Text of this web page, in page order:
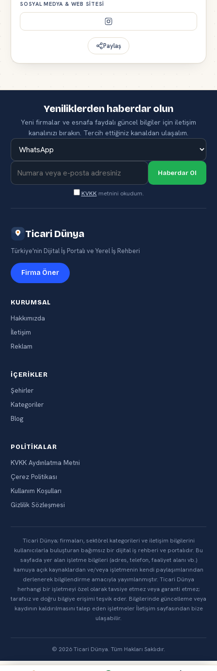
SOSYAL MEDYA & WEB SITESI
Paylaş
Yeniliklerden haberdar olun
Yeni firmalar ve esnafa faydalı güncel bilgiler için iletişim
kanalınızı bırakın. Tercih ettiğiniz kanaldan ulaşalım.
Haberdar Ol
KVKK metnini okudum.
Ticari Dünya
Türkiye'nin Dijital İş Portalı ve Yerel İş Rehberi
Firma Öner
KURUMSAL
Hakkımızda
İletişim
Reklam
İÇERIKLER
Şehirler
Kategoriler
Blog
POLITIKALAR
KVKK Aydınlatma Metni
Çerez Politikası
Kullanım Koşulları
Gizlilik Sözleşmesi
Ticari Dünya; firmaları, sektörel kategorileri ve iletişim bilgilerini
kullanıcılarla buluşturan bağımsız bir dijital iş rehberi ve portalıdır. Bu
sayfada yer alan işletme bilgileri (adres, telefon, faaliyet alanı vb.)
kamuya açık kaynaklardan ve/veya işletmenin kendi paylaşımlarından
derlenerek bilgilendirme amacıyla yayımlanmıştır. Ticari Dünya
herhangi bir işletmeyi özel olarak tavsiye etmez veya garanti etmez;
tarafsız ve doğru bilgiye erişimi teşvik eder. Bilgilerinde güncelleme veya
kaydının kaldırılmasını talep eden işletmeler İletişim sayfasından bize
ulaşabilir.
© 2026 Ticari Dünya. Tüm Hakları Saklıdır.